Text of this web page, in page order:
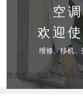
空
欢迎
维修、移机
空调售后维修服务中心